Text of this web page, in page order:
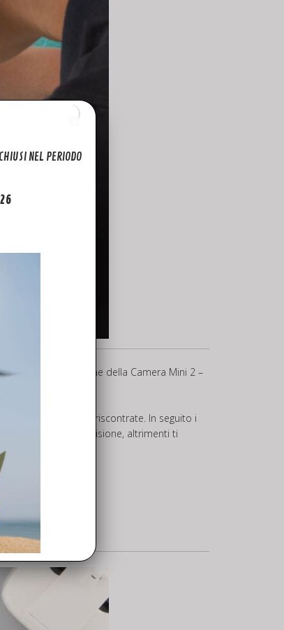
a noi la sostituzione della Camera Mini 2 –
le problematiche riscontrate. In seguito i
riparazione o revisione, altrimenti ti
NEL PERIODO